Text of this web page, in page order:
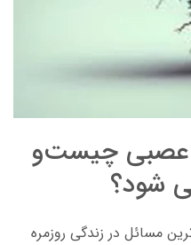
عصبی چیست‌و
شود؟
مسائل در زندگی روزمره